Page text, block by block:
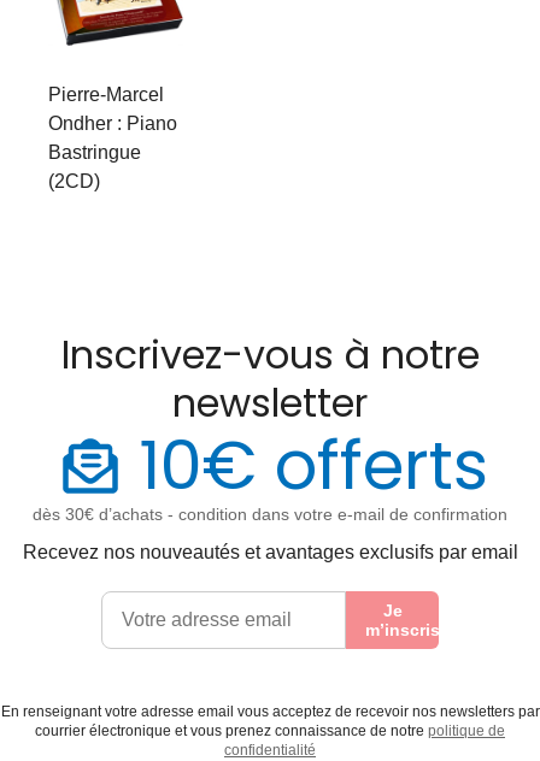
Pierre-Marcel
Ondher : Piano
Bastringue
(2CD)
Inscrivez-vous à notre
newsletter
10€ offerts
dès 30€ d’achats - condition dans votre e-mail de confirmation
Recevez nos nouveautés et avantages exclusifs par email
Je
m’inscris
En renseignant votre adresse email vous acceptez de recevoir nos newsletters par
courrier électronique et vous prenez connaissance de notre politique de
confidentialité